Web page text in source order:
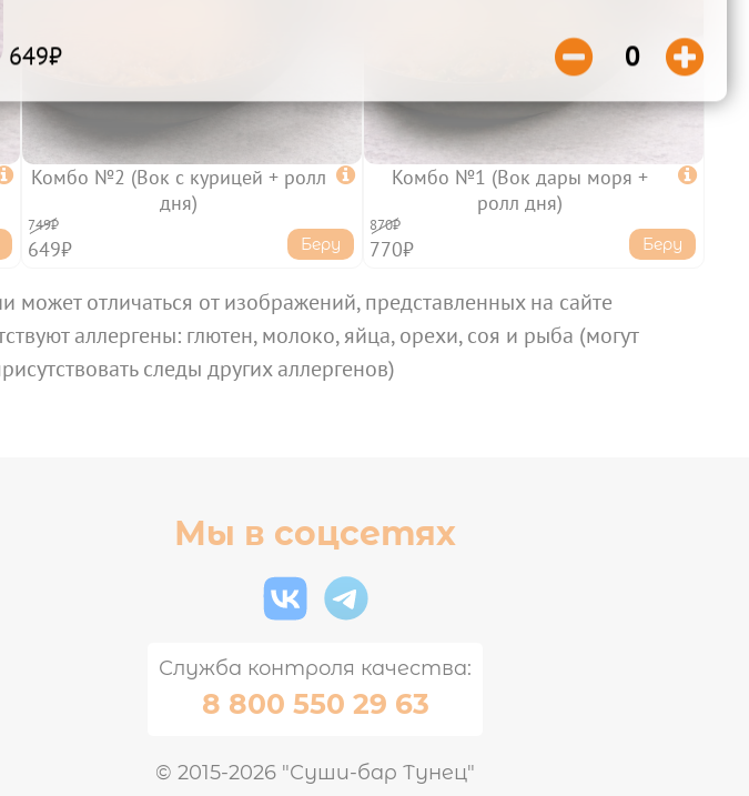
Комбо №2 (Вок с курицей + ролл
дня)

749₽
649₽ Беру
Комбо №1 (Вок дары моря +
ролл дня)

870₽
770₽ Беру
отличаться от изображений, представленных на сайте
аллергены: глютен, молоко, яйца, орехи, соя и рыба (могут
следы других аллергенов)
Мы в соцсетях
Служба контроля качества:
8 800 550 29 63
© 2015-2026 "Суши-бар Тунец"
649₽  0 